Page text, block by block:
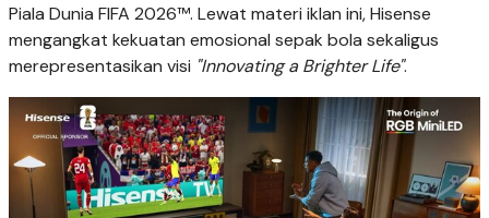
Piala Dunia FIFA 2026™. Lewat materi iklan ini, Hisense
mengangkat kekuatan emosional sepak bola sekaligus
merepresentasikan visi "Innovating a Brighter Life".